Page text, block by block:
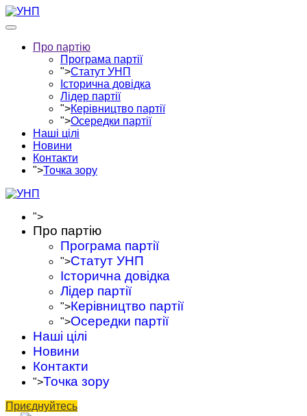
Про партію
Програма партії
">Статут УНП
Історична довідка
Лідер партії
">Керівництво партії
">Осередки партії
Наші цілі
Новини
Контакти
">Точка зору
">
Про партію
Програма партії
">Статут УНП
Історична довідка
Лідер партії
">Керівництво партії
">Осередки партії
Наші цілі
Новини
Контакти
">Точка зору
Приєднуйтесь